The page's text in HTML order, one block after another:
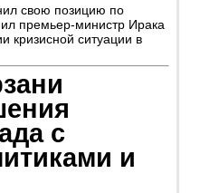
свою позицию по
премьер-министр Ирака
кризисной ситуации в
с
и